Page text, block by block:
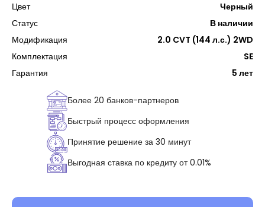
Цвет
Черный
Статус
В наличии
Модификация
2.0 CVT (144 л.с.) 2WD
Комплектация
SE
Гарантия
5 лет
Более 20 банков-партнеров
Быстрый процесс оформления
Принятие решение за 30 минут
Выгодная ставка по кредиту от 0.01%